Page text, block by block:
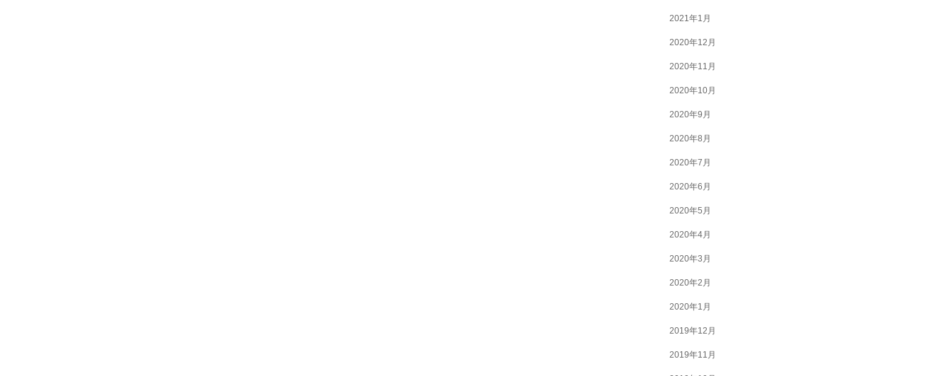
2021年1月
2020年12月
2020年11月
2020年10月
2020年9月
2020年8月
2020年7月
2020年6月
2020年5月
2020年4月
2020年3月
2020年2月
2020年1月
2019年12月
2019年11月